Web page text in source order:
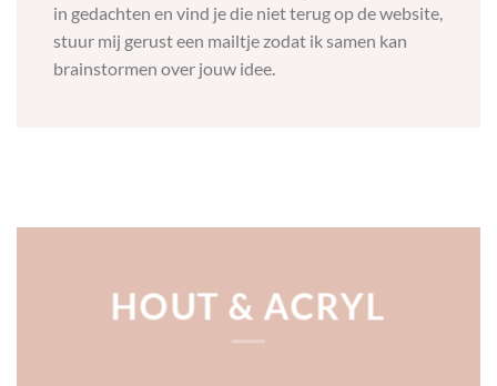
in gedachten en vind je die niet terug op de website,
stuur mij gerust een mailtje zodat ik samen kan
brainstormen over jouw idee.
HOUT & ACRYL